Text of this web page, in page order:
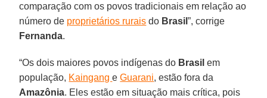
comparação com os povos tradicionais em relação ao
número de proprietários rurais do Brasil”, corrige
Fernanda.
“Os dois maiores povos indígenas do Brasil em
população, KaingangeGuarani, estão fora da
Amazônia. Eles estão em situação mais crítica, pois